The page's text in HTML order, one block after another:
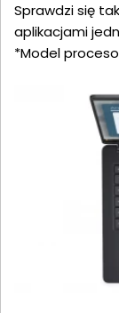
Sprawdzi się
aplikacjami
*Model